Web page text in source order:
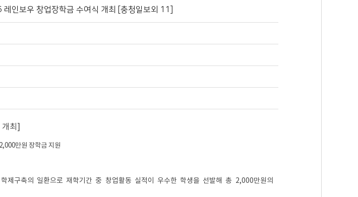
인보우 창업장학금 수여식 개최 [충청일보외 11]
최]
만원 장학금 지원
제구축의 일환으로 재학기간 중 창업활동 실적이 우수한 학생을 선발해 총 2,000만원의